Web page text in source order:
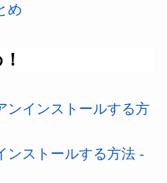
め
ンインストールする方
ンストールする方法 -